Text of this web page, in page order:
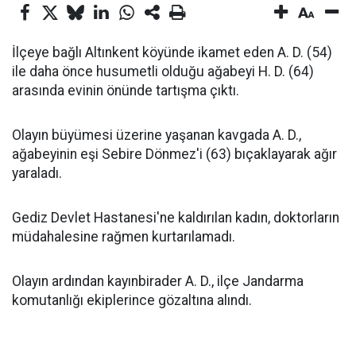
İlçeye bağlı Altınkent köyünde ikamet eden A. D. (54)
ile daha önce husumetli olduğu ağabeyi H. D. (64)
arasında evinin önünde tartışma çıktı.
Olayın büyümesi üzerine yaşanan kavgada A. D.,
ağabeyinin eşi Sebire Dönmez'i (63) bıçaklayarak ağır
yaraladı.
Gediz Devlet Hastanesi'ne kaldırılan kadın, doktorların
müdahalesine rağmen kurtarılamadı.
Olayın ardından kayınbirader A. D., ilçe Jandarma
komutanlığı ekiplerince gözaltına alındı.